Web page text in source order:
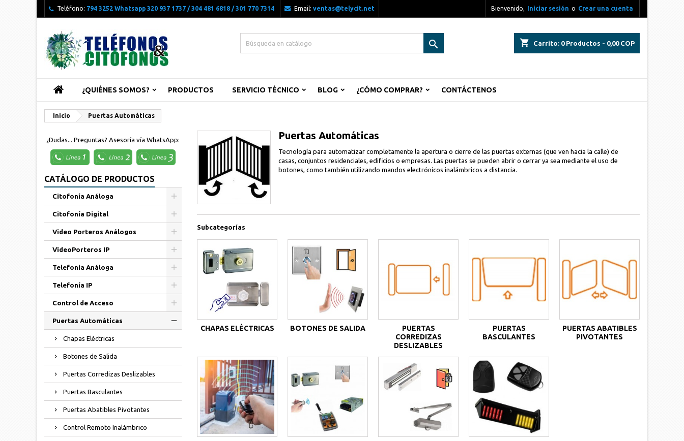
Teléfono: 794 3252 Whatsapp 320 937 1737 / 304 481 6818 / 301 770 7314 Email: ventas@telycit.net Bienvenido, Iniciar sesión o Crear una cuenta
shopping_cart Carrito: 0Productos - 0,00 COP

¿QUIÉNES SOMOS? PRODUCTOS SERVICIO TÉCNICO BLOG ¿CÓMO COMPRAR? CONTÁCTENOS
Inicio Puertas Automáticas
¿Dudas... Preguntas? Asesoría vía WhatsApp:
CATÁLOGO DE PRODUCTOS
Citofonía Análoga
Citofonía Digital
Video Porteros Análogos
VideoPorteros IP
Telefonia Análoga
Telefonía IP
Control de Acceso
Puertas Automáticas
Chapas Eléctricas
Botones de Salida
Puertas Corredizas Deslizables
Puertas Basculantes
Puertas Abatibles Pivotantes
Control Remoto Inalámbrico
Puertas Automáticas
Tecnología para automatizar completamente la apertura o cierre de las puertas externas (que ven hacia la calle) de
casas, conjuntos residenciales, edificios o empresas. Las puertas se pueden abrir o cerrar ya sea mediante el uso de
botones, como también utilizando mandos electrónicos inalámbricos a distancia.
Subcategorías
CHAPAS ELÉCTRICAS BOTONES DE SALIDA
PUERTAS
CORREDIZAS
DESLIZABLES
PUERTAS
BASCULANTES
PUERTAS ABATIBLES
PIVOTANTES